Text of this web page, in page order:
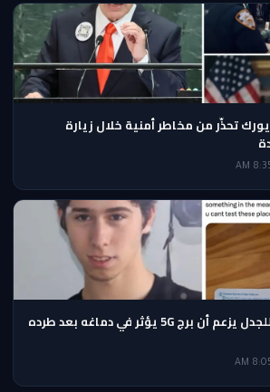
تحذّر من مخاطر أمنية خلال زيارة
طالب كورنيل المثير للجدل يزعم أن برج 5G يؤثر في دماغه بعد طرده